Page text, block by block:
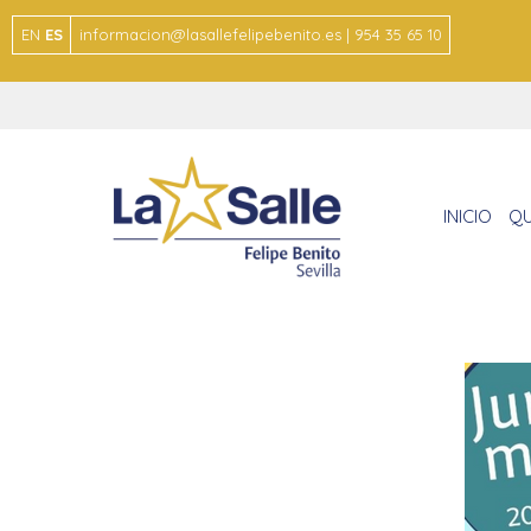
EN ES informacion@lasallefelipebenito.es | 954 35 65 10
INICIO